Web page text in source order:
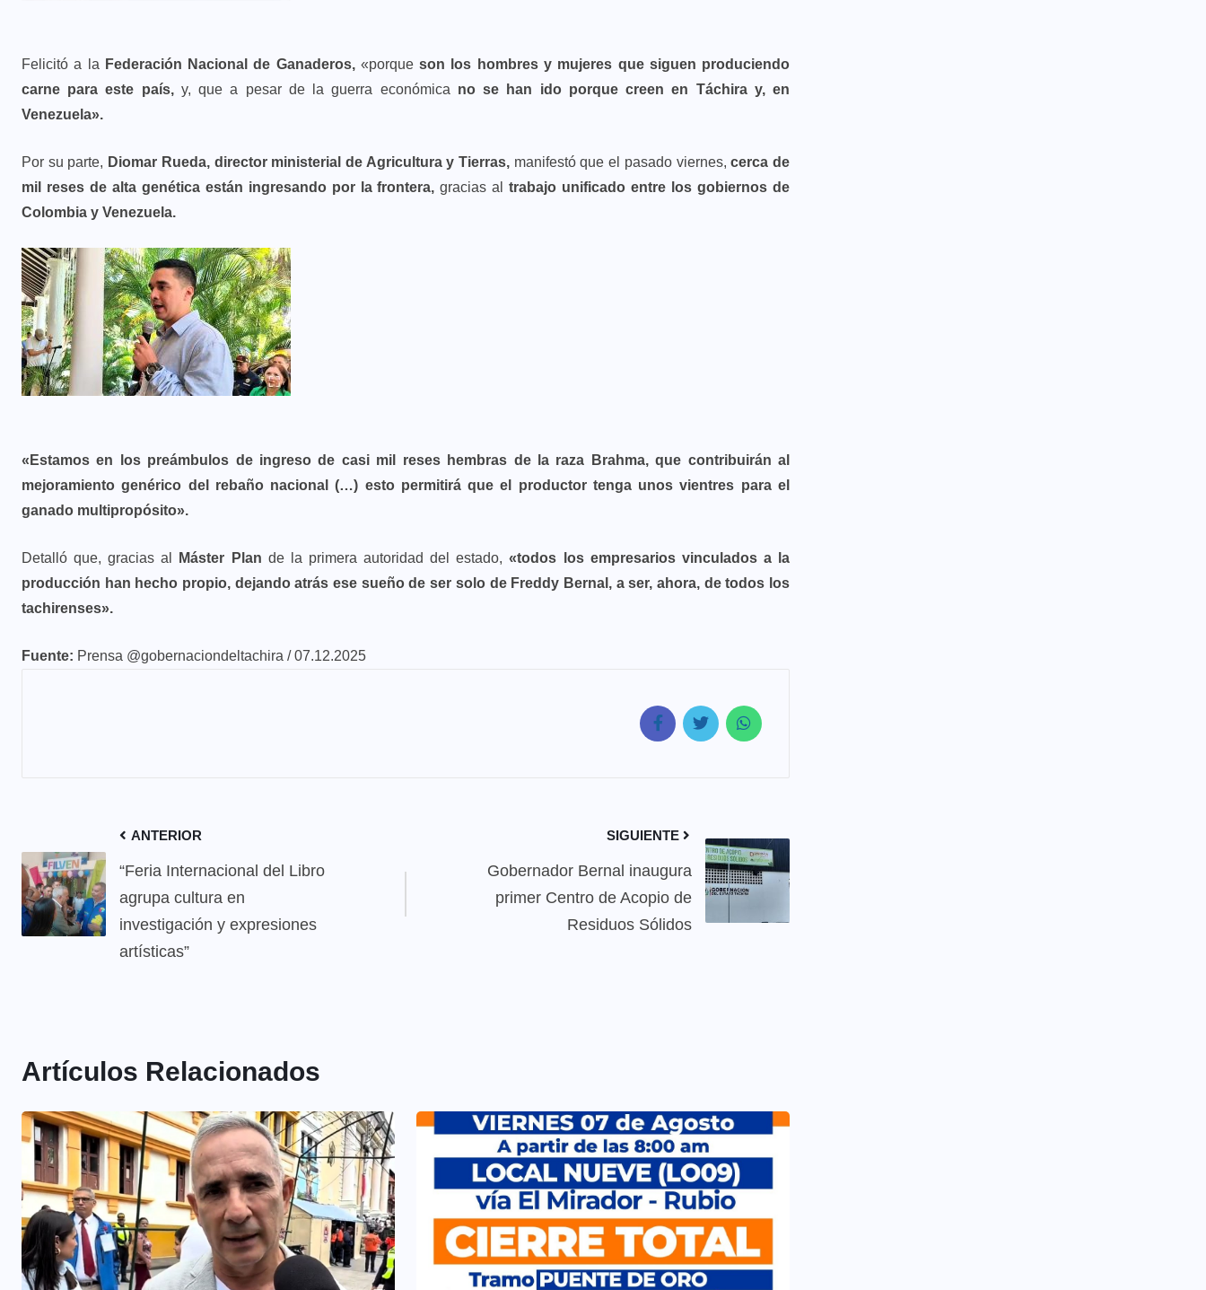
Felicitó a la Federación Nacional de Ganaderos,«porqueson los hombres y mujeres que siguen produciendo
carne para este país,y, que a pesar de la guerra económica no se han ido porque creen en Táchira y, en
Venezuela».
Por su parte, Diomar Rueda, director ministerial de Agricultura y Tierras, manifestó que el pasado viernes,cerca de
mil reses de alta genética están ingresando por la frontera, gracias altrabajo unificado entre los gobiernos de
Colombia y Venezuela.
«Estamos en los preámbulos de ingreso de casi mil reses hembras de la raza Brahma, que contribuirán al
mejoramiento genérico del rebaño nacional (…) esto permitirá que el productor tenga unos vientres para el
ganado multipropósito».
Detalló que, gracias al Máster Plan de la primera autoridad del estado,«todos los empresarios vinculados a la
producción han hecho propio, dejando atrás ese sueño de ser solo de Freddy Bernal, a ser, ahora, de todos los
tachirenses».
Fuente: Prensa @gobernaciondeltachira / 07.12.2025
ANTERIOR
“Feria Internacional del Libro
agrupa cultura en
investigación y expresiones
artísticas”
SIGUIENTE
Gobernador Bernal inaugura
primer Centro de Acopio de
Residuos Sólidos
Artículos Relacionados